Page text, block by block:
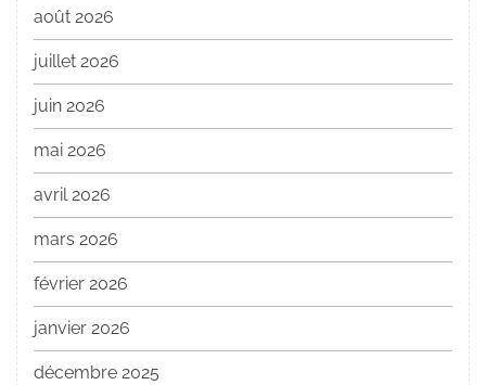
août 2026
juillet 2026
juin 2026
mai 2026
avril 2026
mars 2026
février 2026
janvier 2026
décembre 2025